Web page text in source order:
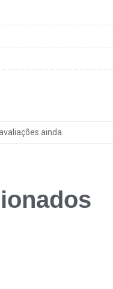
ainda.